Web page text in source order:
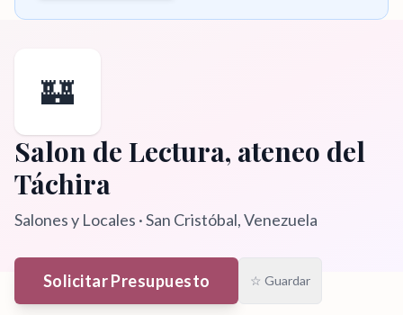
🏰
Salon de Lectura, ateneo del
Táchira
Salones y Locales ·San Cristóbal, Venezuela
Solicitar Presupuesto ☆ Guardar